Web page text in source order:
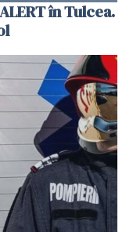
în Tulcea.